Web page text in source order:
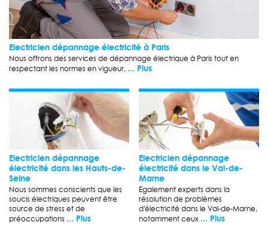
Electricien dépannage électricité à Paris
Nous offrons des services de dépannage électrique à Paris tout en
respectant les normes en vigueur, ... Plus
Electricien dépannage
électricité dans les Hauts-de-
Seine
Nous sommes conscients que les
soucis électriques peuvent être
source de stress et de
préoccupations ... Plus
Electricien dépannage
électricité dans le Val-de-
Marne
Egalement experts dans la
résolution de problèmes
d'électricité dans le Val-de-Marne,
notamment ceux ... Plus